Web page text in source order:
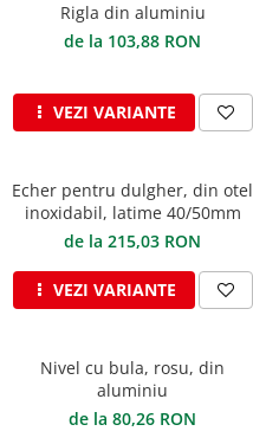
SOREX
PROD-MASZ
WUKO
FALZSID
STUBAI
SCHLEBACH
Rigla din aluminiu
de la 103,88 RON
VEZI VARIANTE
Echer pentru dulgher, din otel
inoxidabil, latime 40/50mm
de la 215,03 RON
VEZI VARIANTE
Nivel cu bula, rosu, din
aluminiu
de la 80,26 RON